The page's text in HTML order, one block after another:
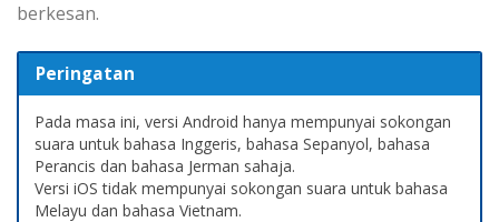
berkesan.
Peringatan
Pada masa ini, versi Android hanya mempunyai sokongan
suara untuk bahasa Inggeris, bahasa Sepanyol, bahasa
Perancis dan bahasa Jerman sahaja.
Versi iOS tidak mempunyai sokongan suara untuk bahasa
Melayu dan bahasa Vietnam.